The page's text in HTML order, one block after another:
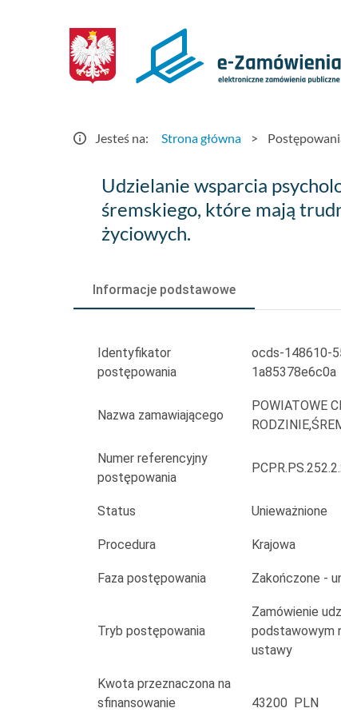
Postępowania
Jesteś na: Strona główna >
Udzielanie
wsparcia
psychologicznego
osób
zamieszkujących
powiatu
śremskiego,
mają
trudności
lub
potrzebę
Udzielanie wsparcia
śremskiego, które mają
życiowych.
Informacje podstawowe
Identyfikator
postępowania
ocds-148610-
1a85378e6c0a
Nazwa zamawiającego
POWIATOWE
Numer referencyjny
postępowania
Status Unieważnione
Procedura Krajowa
Faza postępowania Zakończone -
Tryb postępowania
Zamówienie
podstawowym
ustawy
Kwota przeznaczona na
sfinansowanie
43200 PLN